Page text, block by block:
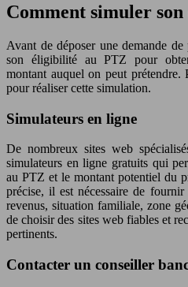
Comment simuler
Avant de déposer une demande
son éligibilité au PTZ pour
montant auquel on peut prétendre.
pour réaliser cette simulation.
Simulateurs en ligne
De nombreux sites web
simulateurs en ligne gratuits qui
au PTZ et le montant potentiel du
précise, il est nécessaire de
revenus, situation familiale, zone
de choisir des sites web fiables et
pertinents.
Contacter un conseiller